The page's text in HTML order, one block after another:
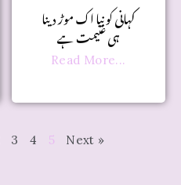
کہانی کو نیا اک موڑ دینا
ہی غنیمت ہے
Read More...
3 4 5 Next »